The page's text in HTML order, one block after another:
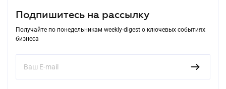
Подпишитесь на рассылку
Получайте по понедельникам weekly-digest о ключевых событиях
бизнеса